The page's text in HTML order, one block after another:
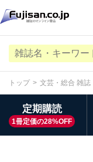
トップ 文芸・総合 雑誌
定期購読
1冊定価の28%OFF